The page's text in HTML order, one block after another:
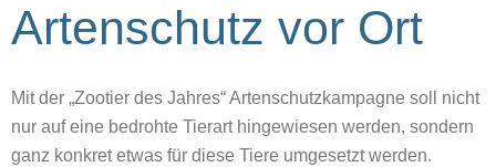
Artenschutz vor Ort
Mit der „Zootier des Jahres“ Artenschutzkampagne soll nicht
nur auf eine bedrohte Tierart hingewiesen werden, sondern
ganz konkret etwas für diese Tiere umgesetzt werden.